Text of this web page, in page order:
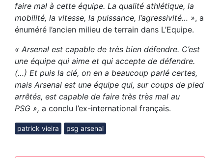
faire mal à cette équipe. La qualité athlétique, la
mobilité, la vitesse, la puissance, l’agressivité… », a
énuméré l’ancien milieu de terrain dans L’Equipe.
« Arsenal est capable de très bien défendre. C’est
une équipe qui aime et qui accepte de défendre.
(…) Et puis la clé, on en a beaucoup parlé certes,
mais Arsenal est une équipe qui, sur coups de pied
arrêtés, est capable de faire très très mal au
PSG », a conclu l’ex-international français.
patrick vieira psg arsenal